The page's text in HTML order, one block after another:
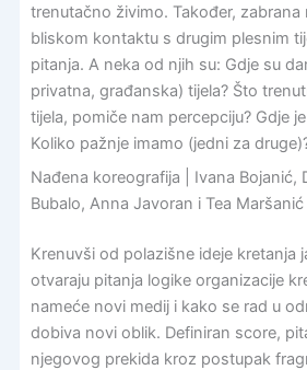
trenutačno živimo. Također, zabrana
bliskom kontaktu s drugim plesnim
pitanja. A neka od njih su: Gdje su
privatna, građanska) tijela? Što
tijela, pomiče nam percepciju? Gdje
Koliko pažnje imamo (jedni za
Nađena koreografija | Ivana Bojanić,
Bubalo, Anna Javoran i Tea Maršanić
Krenuvši od polazišne ideje kretanja
otvaraju pitanja logike organizacije
nameće novi medij i kako se rad u
dobiva novi oblik. Definiran score,
njegovog prekida kroz postupak